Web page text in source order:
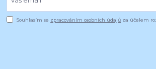
Souhlasím se zpracováním osobních údajů za účelem